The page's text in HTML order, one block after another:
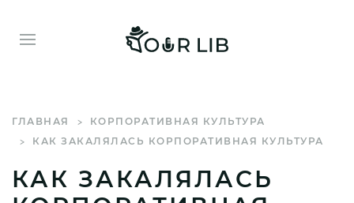
ГЛАВНАЯ
КОРПОРАТИВНАЯ КУЛЬТУРА
КАК ЗАКАЛЯЛАСЬ КОРПОРАТИВНАЯ КУЛЬТУРА
КАК ЗАКАЛЯЛАСЬ